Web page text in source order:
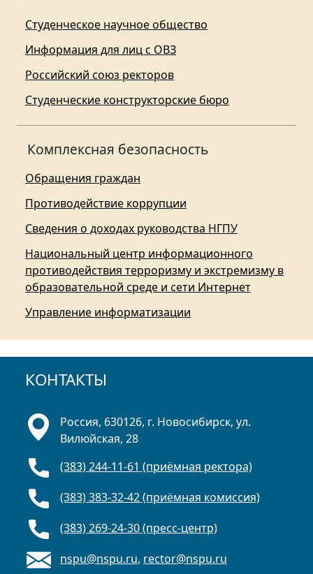
Студенческое научное общество
Информация для лиц с ОВЗ
Российский союз ректоров
Студенческие конструкторские бюро
Комплексная безопасность
Обращения граждан
Противодействие коррупции
Сведения о доходах руководства НГПУ
Национальный центр информационного
противодействия терроризму и экстремизму в
образовательной среде и сети Интернет
Управление информатизации
КОНТАКТЫ
Россия, 630126, г. Новосибирск, ул.
Вилюйская, 28
(383) 244-11-61 (приёмная ректора)
(383) 383-32-42 (приёмная комиссия)
(383) 269-24-30 (пресс-центр)
nspu@nspu.ru, rector@nspu.ru